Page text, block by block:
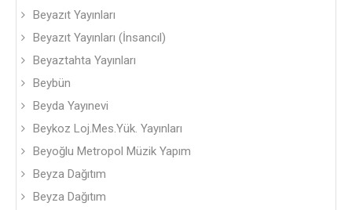
Beyazıt Yayınları
Beyazıt Yayınları (İnsancıl)
Beyaztahta Yayınları
Beybün
Beyda Yayınevi
Beykoz Loj.Mes.Yük. Yayınları
Beyoğlu Metropol Müzik Yapım
Beyza Dağıtım
Beyza Dağıtım